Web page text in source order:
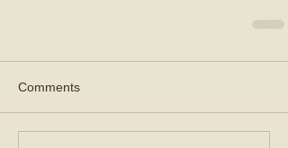
Comments